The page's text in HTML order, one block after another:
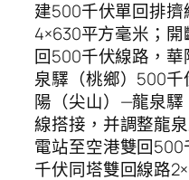
建500千伏單回排
4×630平方毫米；
回500千伏線路，
泉驛（桃鄉）500
陽（尖山）—龍泉
線搭接，并調整龍
電站至空港雙回
千伏同塔雙回線路